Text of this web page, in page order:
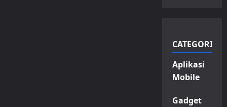
CATEGORIES
Aplikasi
Mobile
Gadget